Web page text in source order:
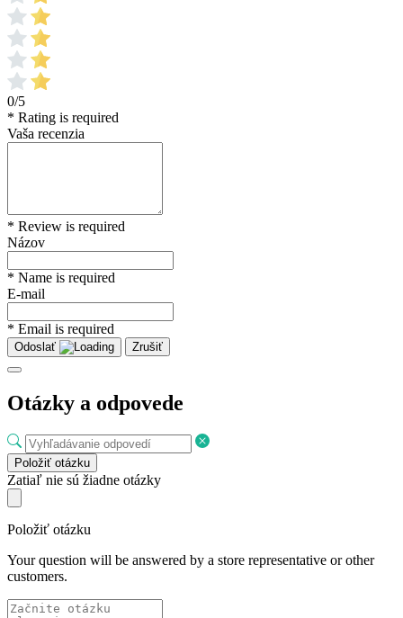
0/5
* Rating is required
Vaša recenzia
* Review is required
Názov
* Name is required
E-mail
* Email is required
Odoslať Zrušiť
Otázky a odpovede
Položiť otázku
Zatiaľ nie sú žiadne otázky
Položiť otázku
Your question will be answered by a store representative or other
customers.